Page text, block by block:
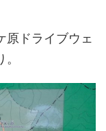
原ドライブウェ